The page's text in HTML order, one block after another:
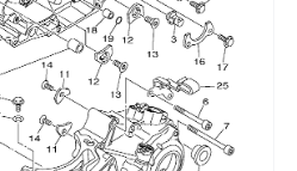
система
система